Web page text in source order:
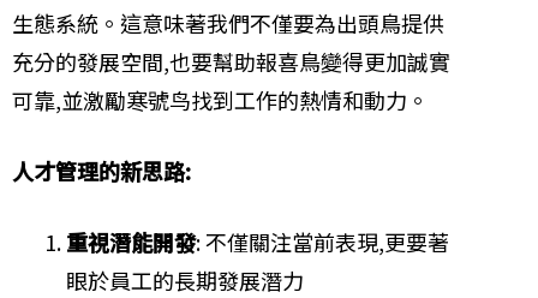
生態系統。這意味著我們不僅要為出頭鳥提供
充分的發展空間,也要幫助報喜鳥變得更加誠實
可靠,並激勵寒號鸟找到工作的熱情和動力。
人才管理的新思路:
重視潛能開發: 不僅關注當前表現,更要著
眼於員工的長期發展潛力